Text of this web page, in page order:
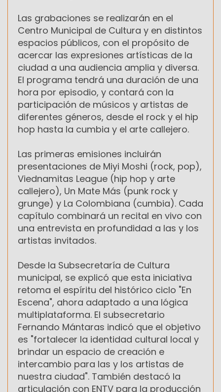
Las grabaciones se realizarán en el
Centro Municipal de Cultura y en distintos
espacios públicos, con el propósito de
acercar las expresiones artísticas de la
ciudad a una audiencia amplia y diversa.
El programa tendrá una duración de una
hora por episodio, y contará con la
participación de músicos y artistas de
diferentes géneros, desde el rock y el hip
hop hasta la cumbia y el arte callejero.
Las primeras emisiones incluirán
presentaciones de Miyi Moshi (rock, pop),
Viednamitas League (hip hop y arte
callejero), Un Mate Más (punk rock y
grunge) y La Colombiana (cumbia). Cada
capítulo combinará un recital en vivo con
una entrevista en profundidad a las y los
artistas invitados.
Desde la Subsecretaría de Cultura
municipal, se explicó que esta iniciativa
retoma el espíritu del histórico ciclo "En
Escena", ahora adaptado a una lógica
multiplataforma. El subsecretario
Fernando Mántaras indicó que el objetivo
es "fortalecer la identidad cultural local y
brindar un espacio de creación e
intercambio para las y los artistas de
nuestra ciudad". También destacó la
articulación con ENTV para la producción